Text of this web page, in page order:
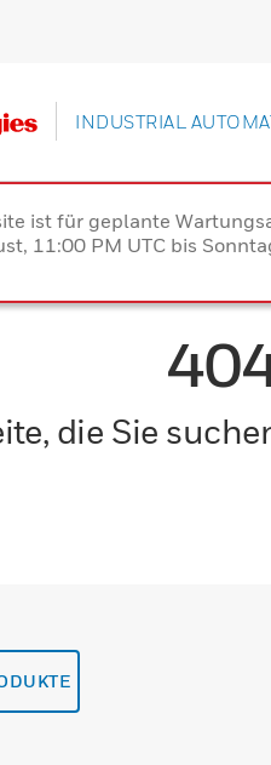
INDUSTRIAL
ist für geplante
11:00 PM UTC bis
die Sie